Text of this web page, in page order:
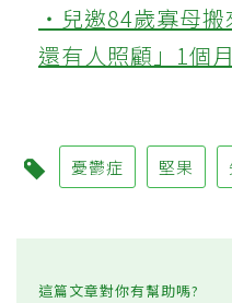
‧兒邀84歲寡母搬
還有人照顧」1個
憂鬱症 堅果
這篇文章對你有幫助嗎?